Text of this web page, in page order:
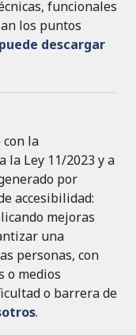
funcionales
los puntos
descargar
la
la Ley 11/2023 y a
por
accesibilidad:
mejoras
una
personas, con
o medios
o barrera de
.